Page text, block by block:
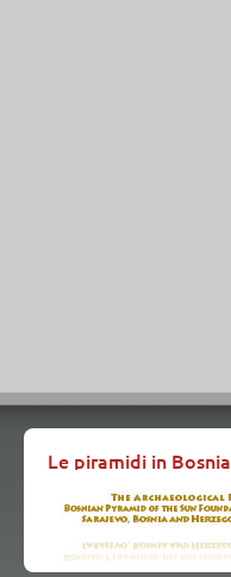
Le piramidi in Bosnia